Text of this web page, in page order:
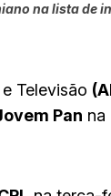
na lista de
Televisão
Pan na